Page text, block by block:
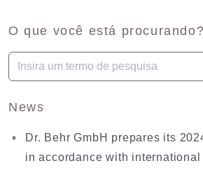
O que você está procurando?
Quando estiverem disponíveis
News
Dr. Behr GmbH prepares its
in accordance with international